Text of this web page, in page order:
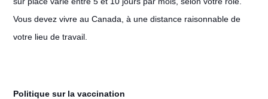
Vous devez vivre au Canada, à une distance raisonnable de
votre lieu de travail.
Politique sur la vaccination